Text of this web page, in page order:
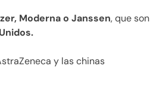
Moderna o Janssen, que son
y las chinas